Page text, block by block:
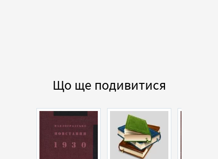
Що ще подивитися